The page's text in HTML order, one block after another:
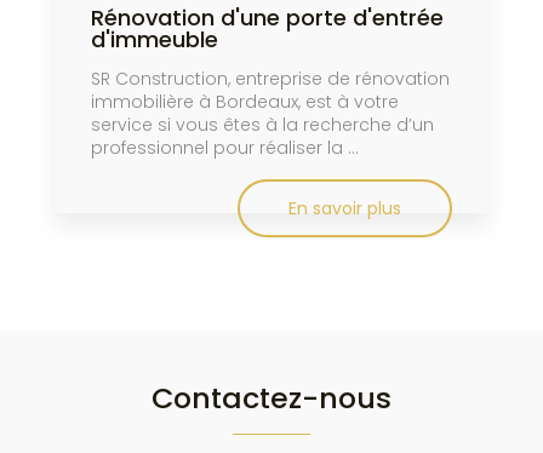
Rénovation d'une porte d'entrée
d'immeuble
SR Construction, entreprise de rénovation
immobilière à Bordeaux, est à votre
service si vous êtes à la recherche d’un
professionnel pour réaliser la ...
En savoir plus
Contactez-nous